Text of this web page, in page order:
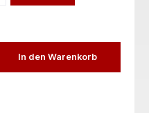
In den Warenkorb